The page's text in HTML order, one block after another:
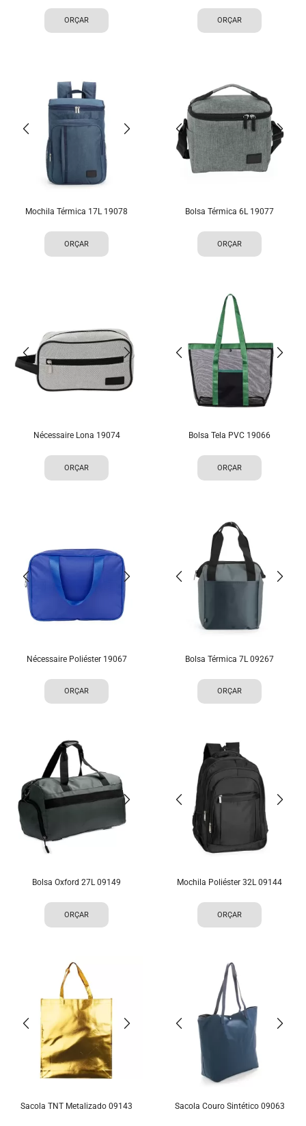
ORÇAR ORÇAR
Mochila Térmica 17L 19078
ORÇAR
Bolsa Térmica 6L 19077
ORÇAR
Nécessaire Lona 19074
ORÇAR
Bolsa Tela PVC 19066
ORÇAR
Nécessaire Poliéster 19067
ORÇAR
Bolsa Térmica 7L 09267
ORÇAR
Bolsa Oxford 27L 09149
ORÇAR
Mochila Poliéster 32L 09144
ORÇAR
Sacola TNT Metalizado 09143 Sacola Couro Sintético 09063